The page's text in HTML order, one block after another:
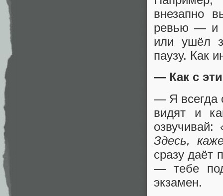
внезапно
ревью — и
или ушёл
паузу. Как
— Как с
— Я всегда
видят и
озвучивай:
Здесь,
сразу даёт
— тебе
экзамен.